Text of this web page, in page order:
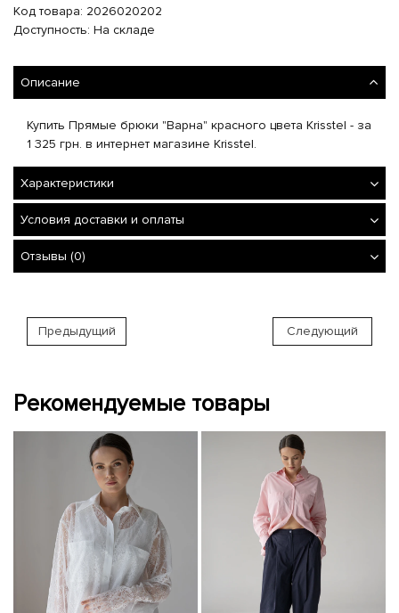
Код товара: 2026020202
Доступность: На складе
Описание
Купить Прямые брюки "Варна" красного цвета Krisstel - за
1 325 грн. в интернет магазине Krisstel.
Характеристики
Условия доставки и оплаты
Отзывы (0)
Предыдущий Следующий
Рекомендуемые товары